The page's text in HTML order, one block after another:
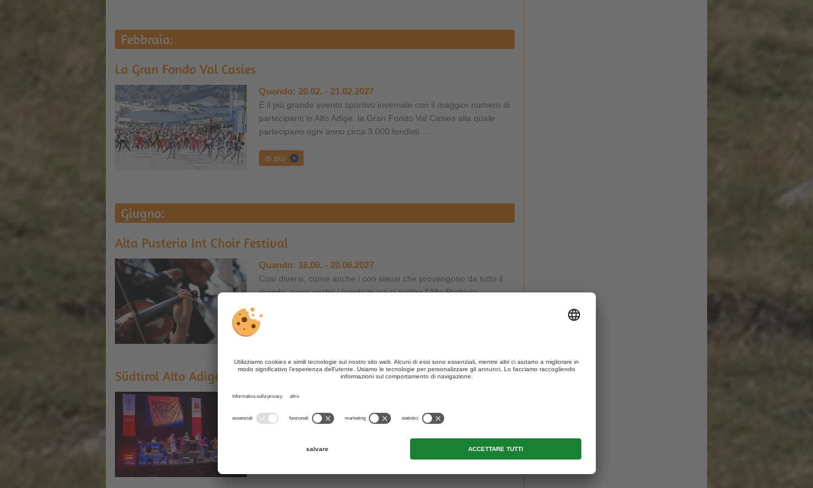
Febbraio:
La Gran Fondo Val Casies
Quando: 20.02. - 21.02.2027
È il più grande evento sportivo invernale con il maggior numero di
partecipanti in Alto Adige: la Gran Fondo Val Casies alla quale
partecipano ogni anno circa 3.000 fondisti ...
di più
Giugno:
Alta Pusteria Int Choir Festival
Quando: 16.06. - 20.06.2027
Così diversi, come anche i cori stessi che provengono da tutto il
mondo, sono anche i luoghi in cui si svolge l'Alta Pusteria
Südtirol Alto Adige Jazzfestival
Quando:25.06. - 04.07.2027
Suoni colorati e variegati in luoghi insoliti vi attendono al
leggendario Jazzfestival Alto Adige. Un evento da non perdere per